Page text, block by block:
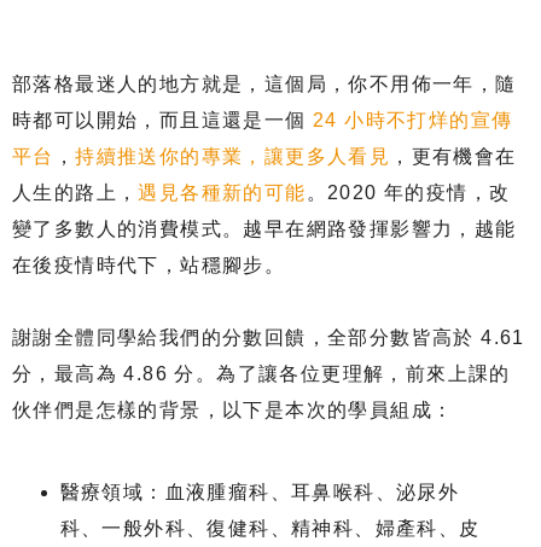
部落格最迷人的地方就是，這個局，你不用佈一年，隨
時都可以開始，而且這還是一個 24 小時不打烊的宣傳
平台
，持續推送你的專業，讓更多人看見 ，更有機會在
人生的路上，遇見各種新的可能 。2020 年的疫情，改
變了多數人的消費模式。越早在網路發揮影響力，越能
在後疫情時代下，站穩腳步。
謝謝全體同學給我們的分數回饋，全部分數皆高於 4.61
分，最高為 4.86 分。為了讓各位更理解，前來上課的
伙伴們是怎樣的背景，以下是本次的學員組成：
醫療領域：血液腫瘤科、耳鼻喉科、泌尿外
科、一般外科、復健科、精神科、婦產科、皮